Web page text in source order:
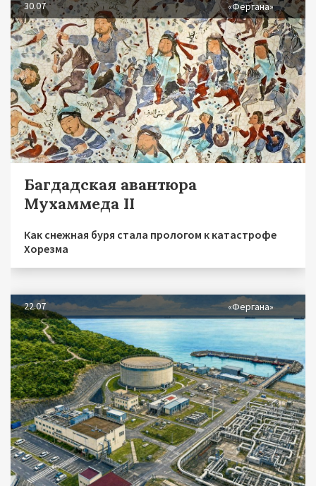
30.07 «Фергана»
Багдадская авантюра
Мухаммеда II
Как снежная буря стала прологом к катастрофе
Хорезма
22.07 «Фергана»